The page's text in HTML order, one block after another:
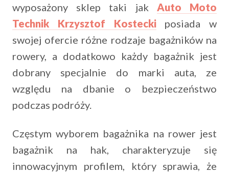
wyposażony sklep taki jak Auto Moto
Technik Krzysztof Kosteckiposiada w
swojej ofercie różne rodzaje bagażników na
rowery, a dodatkowo każdy bagażnik jest
dobrany specjalnie do marki auta, ze
względu na dbanie o bezpieczeństwo
podczas podróży.
Częstym wyborem bagażnika na rower jest
bagażnik na hak, charakteryzuje się
innowacyjnym profilem, który sprawia, że